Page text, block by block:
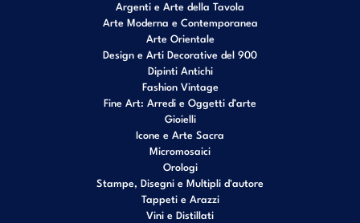
Argenti e Arte della Tavola
Arte Moderna e Contemporanea
Arte Orientale
Design e Arti Decorative del 900
Dipinti Antichi
Fashion Vintage
Fine Art: Arredi e Oggetti d’arte
Gioielli
Icone e Arte Sacra
Micromosaici
Orologi
Stampe, Disegni e Multipli d'autore
Tappeti e Arazzi
Vini e Distillati